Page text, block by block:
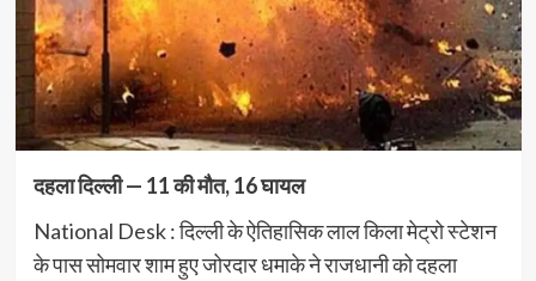
दहला दिल्ली — 11 की मौत, 16 घायल
National Desk : दिल्ली के ऐतिहासिक लाल किला मेट्रो स्टेशन
के पास सोमवार शाम हुए जोरदार धमाके ने राजधानी को दहला